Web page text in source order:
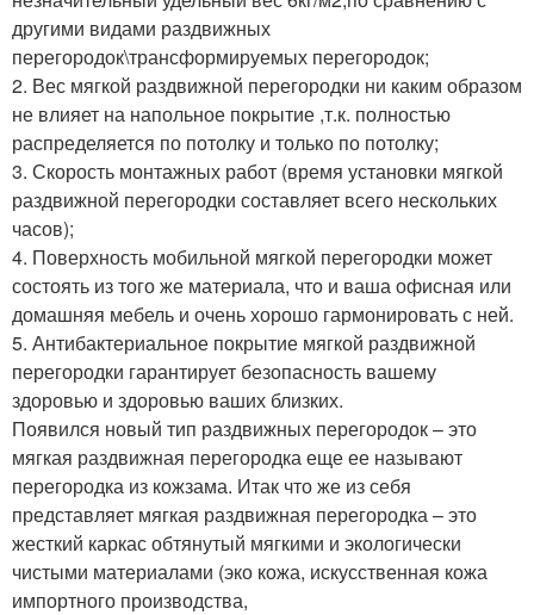
другими видами раздвижных
перегородок\трансформируемых перегородок;
2. Вес мягкой раздвижной перегородки ни каким образом
не влияет на напольное покрытие ,т.к. полностью
распределяется по потолку и только по потолку;
3. Скорость монтажных работ (время установки мягкой
раздвижной перегородки составляет всего нескольких
часов);
4. Поверхность мобильной мягкой перегородки может
состоять из того же материала, что и ваша офисная или
домашняя мебель и очень хорошо гармонировать с ней.
5. Антибактериальное покрытие мягкой раздвижной
перегородки гарантирует безопасность вашему
здоровью и здоровью ваших близких.
Появился новый тип раздвижных перегородок – это
мягкая раздвижная перегородка еще ее называют
перегородка из кожзама. Итак что же из себя
представляет мягкая раздвижная перегородка – это
жесткий каркас обтянутый мягкими и экологически
чистыми материалами (эко кожа, искусственная кожа
импортного производства,